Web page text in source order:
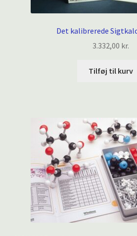
Det kalibrerede
3.332,00 kr.
Tilføj til kurv